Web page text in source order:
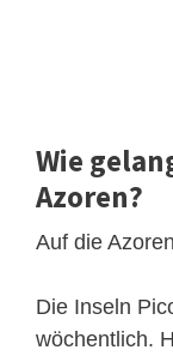
Wie
Azoren?
Auf die
Die Inseln
wöchentlich.